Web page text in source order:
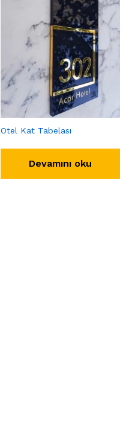
Otel Kat Tabelası
Devamını oku